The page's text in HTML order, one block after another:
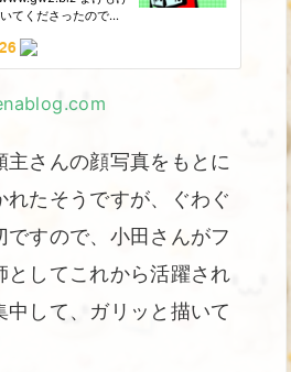
主さんの顔写真をもとに
たそうですが、ぐわぐ
すので、小田さんがフ
としてこれから活躍され
中して、ガリッと描いて